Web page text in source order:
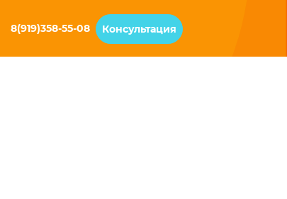
8(919)358-55-08 Консультация